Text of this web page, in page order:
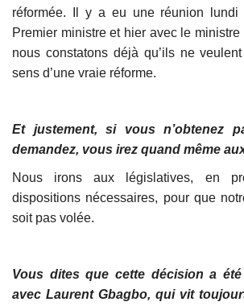
réformée. Il y a eu une réunion lundi
Premier ministre et hier avec le ministre
nous constatons déjà qu’ils ne
sens d’une vraie réforme.
Et justement, si vous n’obtenez
demandez, vous irez quand même
Nous irons aux législatives, en
dispositions nécessaires, pour que
soit pas volée.
Vous dites que cette décision a
avec Laurent Gbagbo, qui vit